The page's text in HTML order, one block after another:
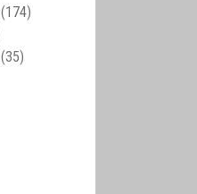
(174)
(35)